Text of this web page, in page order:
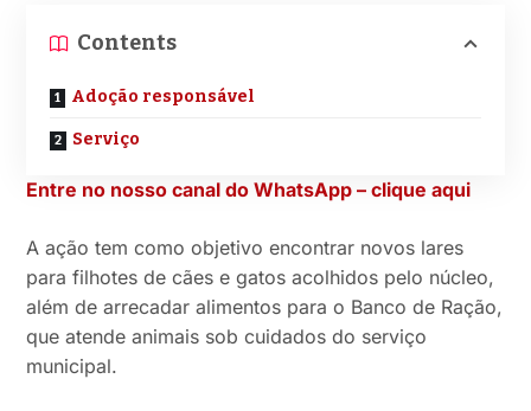
Contents
Adoção responsável
Serviço
Entre no nosso canal do WhatsApp – clique aqui
A ação tem como objetivo encontrar novos lares
para filhotes de cães e gatos acolhidos pelo núcleo,
além de arrecadar alimentos para o Banco de Ração,
que atende animais sob cuidados do serviço
municipal.